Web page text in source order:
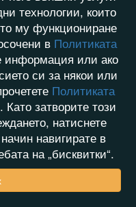
технологии, които
му функциониране
в Политиката
информация или ако
си за някои или
Политиката
. Като затворите този
натиснете
навигирате в
на „бисквитки“.